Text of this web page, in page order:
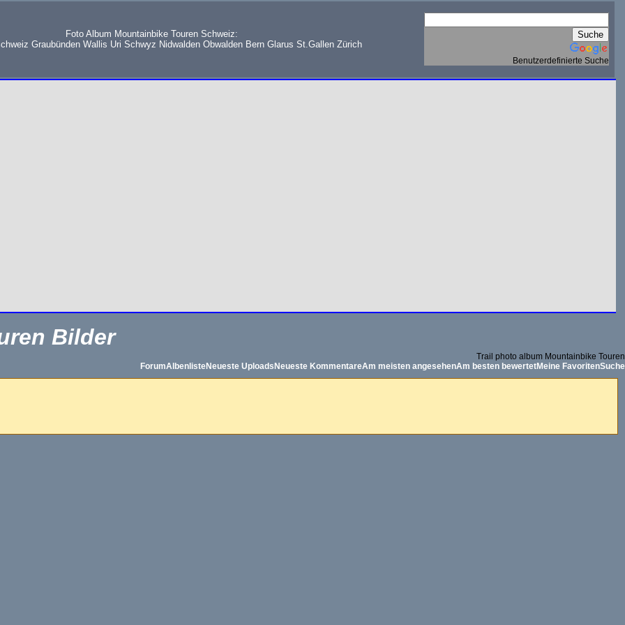
Foto Album Mountainbike Touren Schweiz:
Graubünden Wallis Uri Schwyz Nidwalden Obwalden Bern Glarus St.Gallen Zürich
Benutzerdefinierte Suche
Bilder
Trail photo album Mountainbike Touren
ForumAlbenlisteNeueste Uploads Neueste KommentareAm meisten angesehenAm besten bewertetMeine FavoritenSuche